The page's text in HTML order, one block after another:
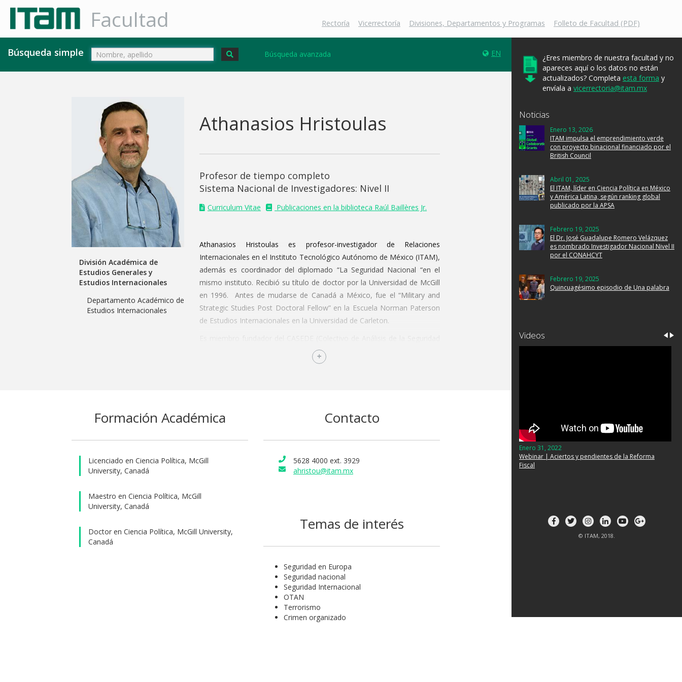
Facultad Rectoría Vicerrectoría Divisiones, Departamentos y Programas Folleto de Facultad (PDF)
EN
Búsqueda simple Búsqueda avanzada
División Académica de
Estudios Generales y
Estudios Internacionales
Departamento Académico de
Estudios Internacionales
Athanasios Hristoulas
Profesor de tiempo completo
Sistema Nacional de Investigadores: Nivel II
Curriculum Vitae Publicaciones en la biblioteca Raúl Baillères Jr.
Athanasios Hristoulas es profesor-investigador de Relaciones
Internacionales en el Instituto Tecnológico Autónomo de México (ITAM),
además es coordinador del diplomado “La Seguridad Nacional “en el
mismo instituto. Recibió su título de doctor por la Universidad de McGill
en 1996. Antes de mudarse de Canadá a México, fue el “Military and
Strategic Studies Post Doctoral Fellow” en la Escuela Norman Paterson
de Estudios Internacionales en la Universidad de Carleton.
con Democracia A.C.). Funge como expositor en la Secretaría de
Defensa, en la Secretaría de Marina, la Policía Federal, y en el Centro de
militares. Recientemente, su foco de investigación se centra en la
su tarea
y, al mismo tiempo, que estas instituciones respeten principios
básicos de democracia. Es miembro del sistema nacional de
titulada “El Perímetro de Seguridad”.
Formación Académica
Licenciado en Ciencia Política, McGill
University, Canadá
Maestro en Ciencia Política, McGill
University, Canadá
Doctor en Ciencia Política, McGill University,
Canadá
Contacto
5628 4000 ext. 3929
ahristou@itam.mx
Temas de interés
Seguridad en Europa
Seguridad nacional
Seguridad Internacional
OTAN
Terrorismo
Crimen organizado
¿Eres miembro de nuestra facultad y no
apareces aquí o los datos no están
actualizados? Completa esta forma y
envíala a vicerrectoria@itam.mx
Noticias
Enero 13, 2026
ITAM impulsa el emprendimiento verde
con proyecto binacional financiado por el
British Council
Abril 01, 2025
El ITAM, líder en Ciencia Política en México
y América Latina, según ranking global
publicado por la APSA
Febrero 19, 2025
El Dr. José Guadalupe Romero Velázquez
es nombrado Investigador Nacional Nivel II
por el CONAHCYT
Febrero 19, 2025
Quincuagésimo episodio de Una palabra
Videos
Enero 31, 2022
Webinar | Aciertos y pendientes de la Reforma
Fiscal
© ITAM, 2018.